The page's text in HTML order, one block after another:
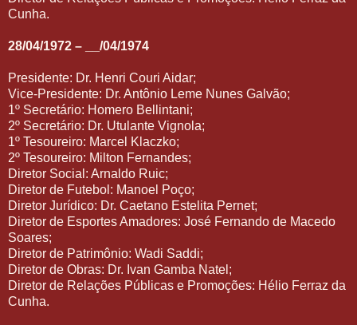
Cunha.
28/04/1972 – __/04/1974
Presidente: Dr. Henri Couri Aidar;
Vice-Presidente: Dr. Antônio Leme Nunes Galvão;
1º Secretário: Homero Bellintani;
2º Secretário: Dr. Utulante Vignola;
1º Tesoureiro: Marcel Klaczko;
2º Tesoureiro: Milton Fernandes;
Diretor Social: Arnaldo Ruic;
Diretor de Futebol: Manoel Poço;
Diretor Jurídico: Dr. Caetano Estelita Pernet;
Diretor de Esportes Amadores: José Fernando de Macedo
Soares;
Diretor de Patrimônio: Wadi Saddi;
Diretor de Obras: Dr. Ivan Gamba Natel;
Diretor de Relações Públicas e Promoções: Hélio Ferraz da
Cunha.